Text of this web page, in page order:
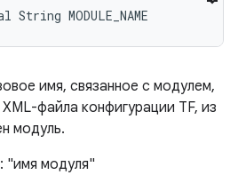
MODULE_NAME
имя, связанное с модулем,
файла конфигурации TF, из
модуль.
"имя модуля"